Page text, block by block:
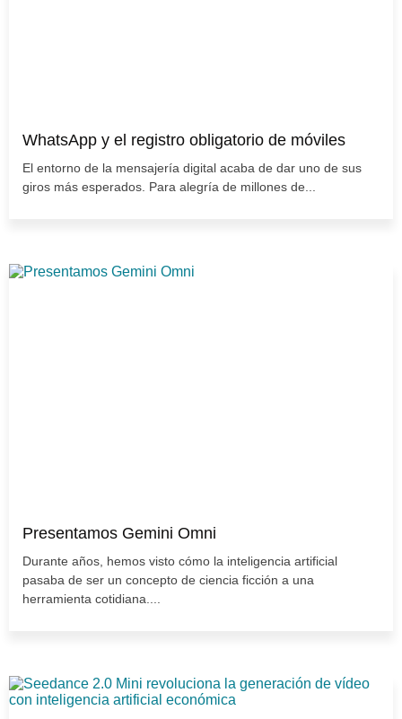
WhatsApp y el registro obligatorio de móviles
El entorno de la mensajería digital acaba de dar uno de sus
giros más esperados. Para alegría de millones de...
Presentamos Gemini Omni
Durante años, hemos visto cómo la inteligencia artificial
pasaba de ser un concepto de ciencia ficción a una
herramienta cotidiana....